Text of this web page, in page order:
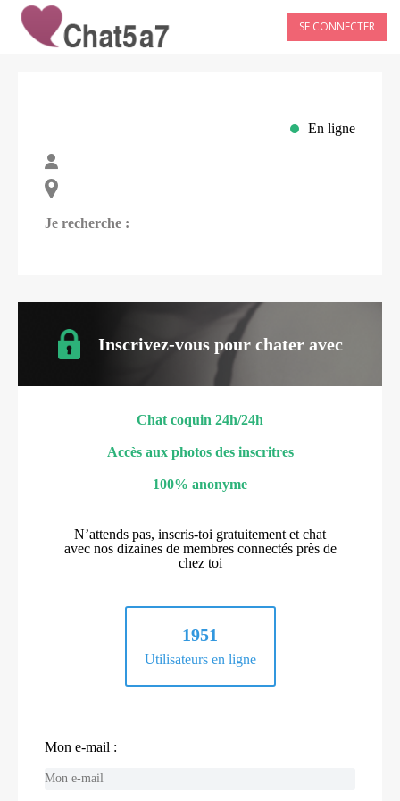
SE CONNECTER
En ligne
Je recherche :
Inscrivez-vous pour chater avec
Chat coquin 24h/24h
Accès aux photos des inscritres
100% anonyme
N’attends pas, inscris-toi gratuitement et chat
avec nos dizaines de membres connectés près de
chez toi
1951
Utilisateurs en ligne
Mon e-mail :